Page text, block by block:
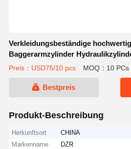
Verkleidungsbeständige
Baggerarmzylinder
Preis：USD75/10 pcs MOQ：10 PCs
Bestpreis
Produkt-Beschreibung
Herkunftsort
CHINA
Markenname
DZR